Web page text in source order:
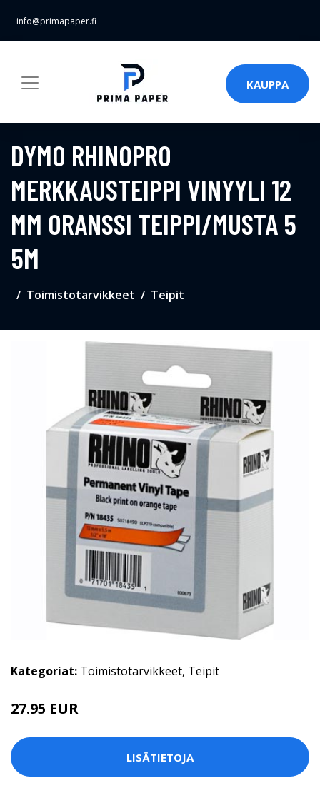
info@primapaper.fi
KAUPPA
DYMO RHINOPRO
MERKKAUSTEIPPI VINYYLI 12
MM ORANSSI TEIPPI/MUSTA 5
5M
Toimistotarvikkeet Teipit
Kategoriat: Toimistotarvikkeet, Teipit
27.95 EUR
LISÄTIETOJA